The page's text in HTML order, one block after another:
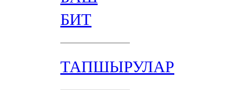
БИТ
ТАПШЫРУЛАР